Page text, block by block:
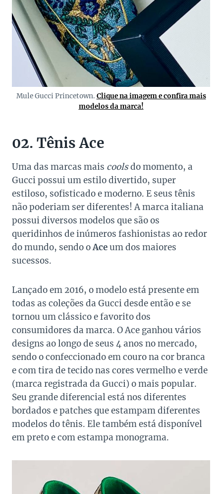
Mule Gucci Princetown. Clique na imagem e confira mais
modelos da marca!
02. Tênis Ace
Uma das marcas mais coolsdo momento, a
Gucci possui um estilo divertido, super
estiloso, sofisticado e moderno. E seus tênis
não poderiam ser diferentes! A marca italiana
possui diversos modelos que são os
queridinhos de inúmeros fashionistas ao redor
do mundo, sendo oAceum dos maiores
sucessos.
Lançado em 2016, o modelo está presente em
todas as coleções da Gucci desde então e se
tornou um clássico e favorito dos
consumidores da marca. O Ace ganhou vários
designs ao longo de seus 4 anos no mercado,
sendo o confeccionado em couro na cor branca
e com tira de tecido nas cores vermelho e verde
(marca registrada da Gucci) o mais popular.
Seu grande diferencial está nos diferentes
bordados e patches que estampam diferentes
modelos do tênis. Ele também está disponível
em preto e com estampa monograma.